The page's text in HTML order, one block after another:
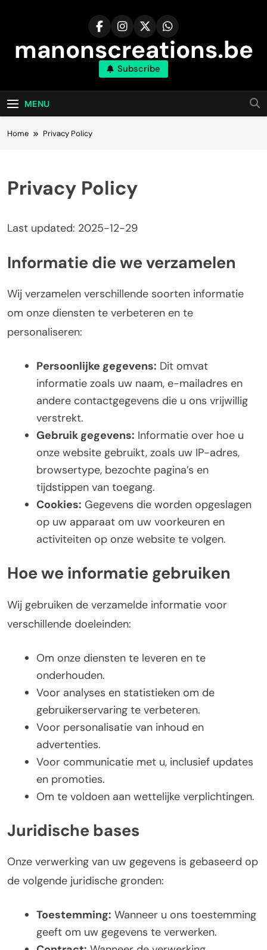
manonscreations.be
Subscribe
MENU
Home Privacy Policy
Privacy Policy
Last updated: 2025-12-29
Informatie die we verzamelen
Wij verzamelen verschillende soorten informatie
om onze diensten te verbeteren en te
personaliseren:
Persoonlijke gegevens: Dit omvat
informatie zoals uw naam, e-mailadres en
andere contactgegevens die u ons vrijwillig
verstrekt.
Gebruik gegevens: Informatie over hoe u
onze website gebruikt, zoals uw IP-adres,
browsertype, bezochte pagina’s en
tijdstippen van toegang.
Cookies: Gegevens die worden opgeslagen
op uw apparaat om uw voorkeuren en
activiteiten op onze website te volgen.
Hoe we informatie gebruiken
Wij gebruiken de verzamelde informatie voor
verschillende doeleinden:
Om onze diensten te leveren en te
onderhouden.
Voor analyses en statistieken om de
gebruikerservaring te verbeteren.
Voor personalisatie van inhoud en
advertenties.
Voor communicatie met u, inclusief updates
en promoties.
Om te voldoen aan wettelijke verplichtingen.
Juridische bases
Onze verwerking van uw gegevens is gebaseerd op
de volgende juridische gronden:
Toestemming: Wanneer u ons toestemming
geeft om uw gegevens te verwerken.